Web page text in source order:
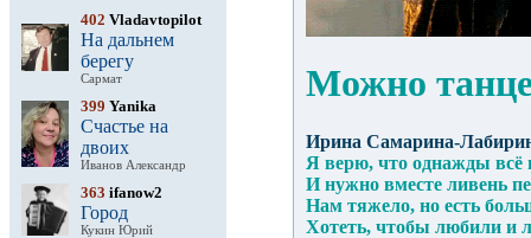
402 Vladavtopilot
На дальнем
берегу
Сармат
399 Yanika
Счастье на
двоих
Иванов Александр
363 ifanow2
Город
Кукин Юрий
Можно
Ирина Самарина-
Я верю, что однажды всё
И нужно вместе ливень
Нам тяжело, но есть
Хотеть, чтобы любили и